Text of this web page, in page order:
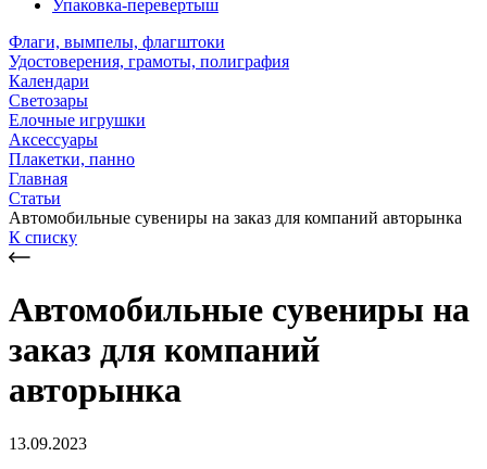
Упаковка-перевертыш
Флаги, вымпелы, флагштоки
Удостоверения, грамоты, полиграфия
Календари
Светозары
Елочные игрушки
Аксессуары
Плакетки, панно
Главная
Статьи
Автомобильные сувениры на заказ для компаний авторынка
К списку
Автомобильные сувениры на
заказ для компаний
авторынка
13.09.2023